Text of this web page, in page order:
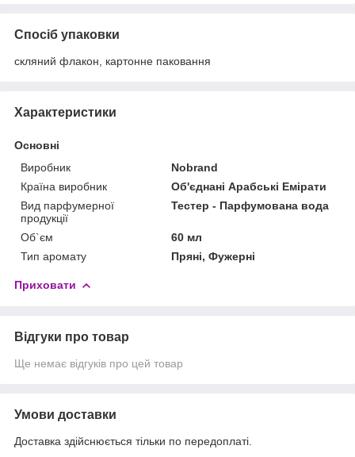
Спосіб упаковки
скляний флакон, картонне паковання
Характеристики
Основні
Виробник
Nobrand
Країна виробник
Об'єднані Арабські Емірати
Вид парфумерної
продукції
Тестер - Парфумована вода
Об`єм
60 мл
Тип аромату
Пряні, Фужерні
Приховати
Відгуки про товар
Ще немає відгуків про цей товар
Умови доставки
Доставка здійснюється тільки по передоплаті.